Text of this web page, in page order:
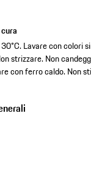
Lavare con colori
strizzare. Non
con ferro caldo. Non